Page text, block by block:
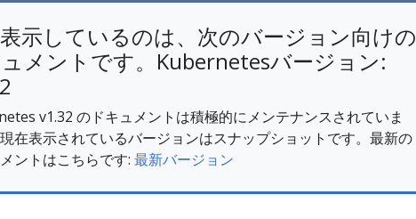
示しているのは、次のバージョン向けの
ュメントです。Kubernetesバージョン:
v1.32 のドキュメントは積極的にメンテナンスされていま
在表示されているバージョンはスナップショットです。最新の
ントはこちらです: 最新バージョン